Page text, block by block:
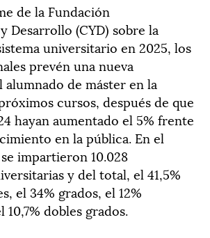
de la Fundación
Desarrollo (CYD) sobre la
universitario en 2025, los
prevén una nueva
de máster en la
cursos, después de que
hayan aumentado el 5% frente
en la pública. En el
impartieron 10.028
y del total, el 41,5%
el 34% grados, el 12%
dobles grados.